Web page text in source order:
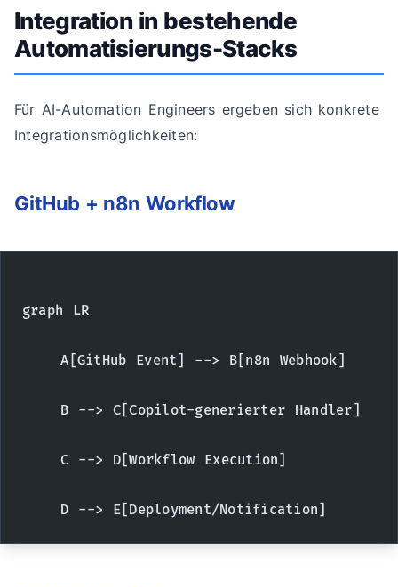
Integration in bestehende
Automatisierungs-Stacks
Für AI-Automation Engineers ergeben sich konkrete
Integrationsmöglichkeiten:
GitHub + n8n Workflow
graph LR
    A[GitHub Event] --> B[n8n Webhook]
    B --> C[Copilot-generierter Handler]
    C --> D[Workflow Execution]
    D --> E[Deployment/Notification]